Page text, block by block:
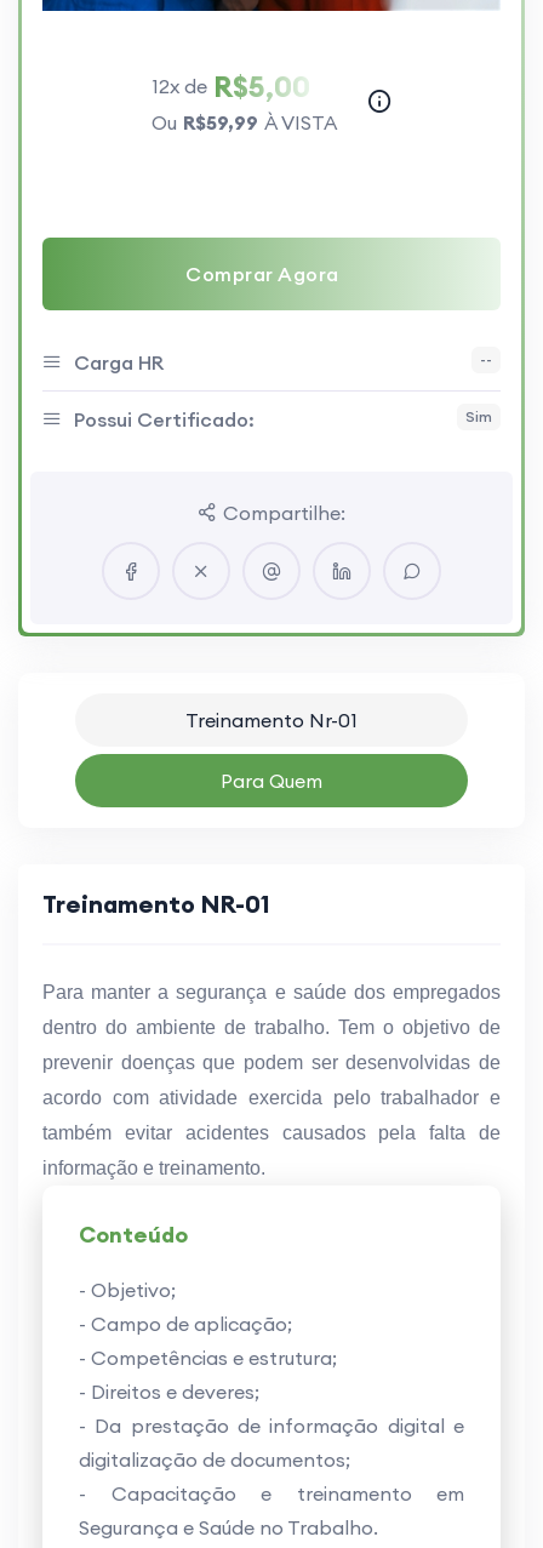
12x de R$5,00
Ou R$59,99 À VISTA
Comprar Agora
Carga HR --
Possui Certificado: Sim
Compartilhe:
Treinamento Nr-01
Para Quem
Treinamento NR-01
Para manter a segurança e saúde dos empregados
dentro do ambiente de trabalho. Tem o objetivo de
prevenir doenças que podem ser desenvolvidas de
acordo com atividade exercida pelo trabalhador e
também evitar acidentes causados pela falta de
informação e treinamento.
Conteúdo
- Objetivo;
- Campo de aplicação;
- Competências e estrutura;
- Direitos e deveres;
- Da prestação de informação digital e
digitalização de documentos;
- Capacitação e treinamento em
Segurança e Saúde no Trabalho.